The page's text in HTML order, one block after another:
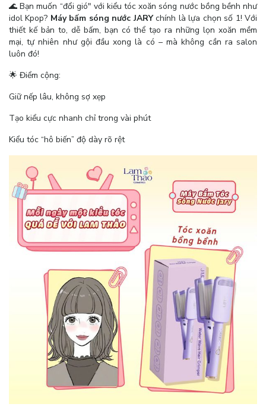
🌊 Bạn muốn “đổi gió" với kiểu tóc xoăn sóng nước bồng bềnh như
idol Kpop? Máy bấm sóng nước JARYchính là lựa chọn số 1! Với
thiết kế bản to, dễ bấm, bạn có thể tạo ra những lọn xoăn mềm
mại, tự nhiên như gội đầu xong là có – mà không cần ra salon
luôn đó!
🌟 Điểm cộng:
Giữ nếp lâu, không sợ xẹp
Tạo kiểu cực nhanh chỉ trong vài phút
Kiểu tóc “hô biến” độ dày rõ rệt